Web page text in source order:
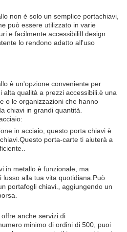
non è solo un semplice portachiavi,
può essere utilizzato in varie
e facilmente accessibiliIl design
lo rendono adatto all'uso
è un'opzione conveniente per
alta qualità a prezzi accessibili.è una
o le organizzazioni che hanno
chiavi in grandi quantità.
in acciaio, questo porta chiavi è
porta-carte ti aiuterà a
in metallo è funzionale, ma
alla tua vita quotidiana.Può
portafogli chiavi., aggiungendo un
anche servizi di
minimo di ordini di 500, puoi